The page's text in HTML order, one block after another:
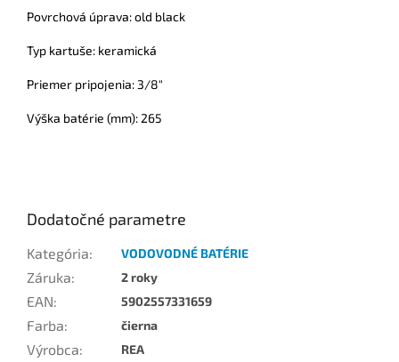
Povrchová úprava: old black
Typ kartuše: keramická
Priemer pripojenia: 3/8"
Výška batérie (mm): 265
Dodatočné parametre
Kategória: VODOVODNÉ BATÉRIE
Záruka: 2 roky
EAN: 5902557331659
Farba: čierna
Výrobca: REA